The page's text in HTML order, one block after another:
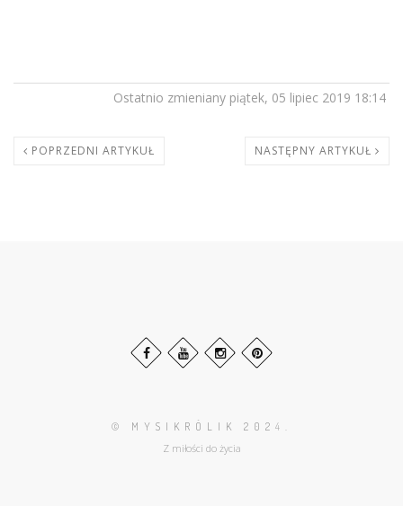
Ostatnio zmieniany piątek, 05 lipiec 2019 18:14
POPRZEDNI ARTYKUŁ NASTĘPNY ARTYKUŁ
© MYSIKRÓLIK 202 4.
Z miłości do życia